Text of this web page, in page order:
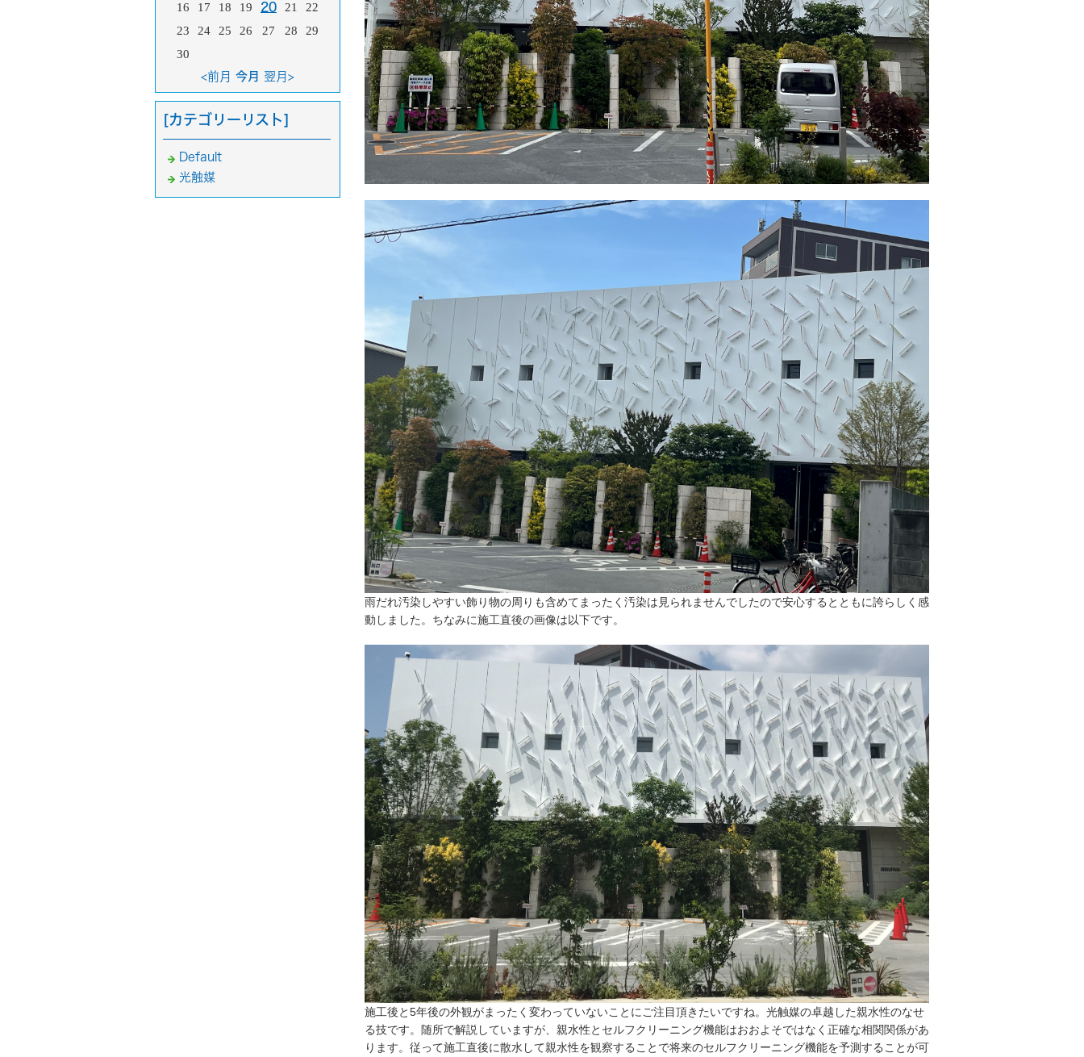
雨だれ汚染しやすい飾り物の周りも含めてまったく汚染は見られませんでしたので安心するとともに誇らしく感
動しました。ちなみに施工直後の画像は以下です。
施工後と5年後の外観がまったく変わっていないことにご注目頂きたいですね。光触媒の卓越した親水性のなせ
る技です。随所で解説していますが、親水性とセルフクリーニング機能はおおよそではなく正確な相関関係があ
ります。従って施工直後に散水して親水性を観察することで将来のセルフクリーニング機能を予測することが可
16
17 18 19 20 21
22
23
24 25 26 27 28
29
30
<前月 今月 翌月>
[カテゴリーリスト]
Default
光触媒